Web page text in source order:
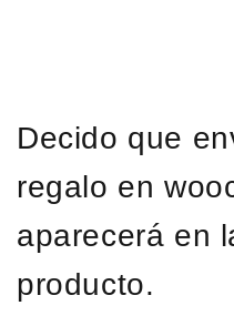
Decido que
regalo en
aparecerá en
producto.